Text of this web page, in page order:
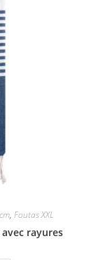
, Foutas XXL
rayures